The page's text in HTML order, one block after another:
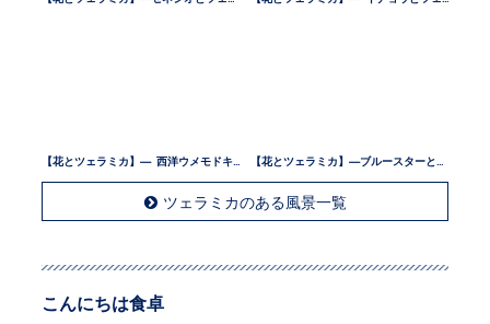
ツェラミカのある風景一覧
こんにちは食卓